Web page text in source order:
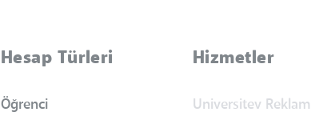
Hesap Türleri
Öğrenci
Hizmetler
Universitev Reklam